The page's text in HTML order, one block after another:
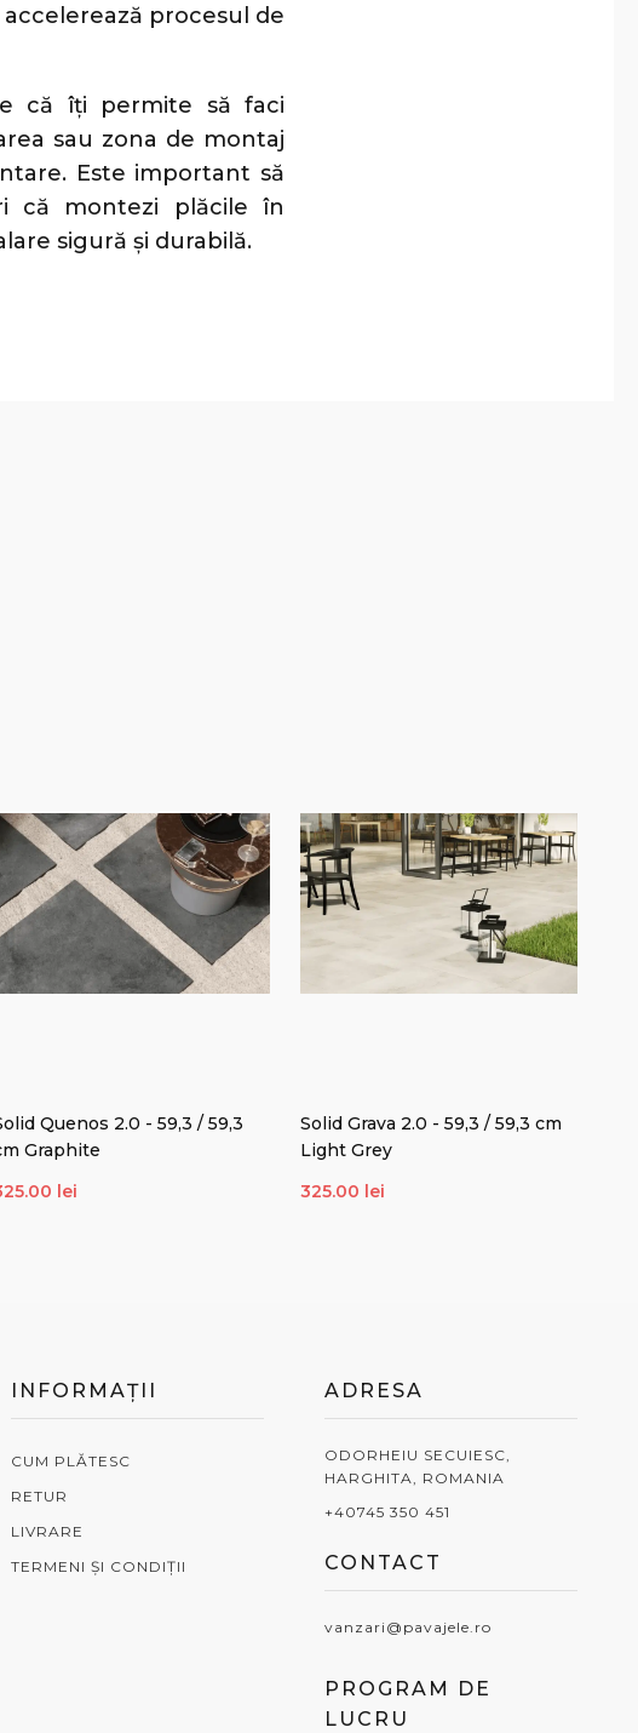
procesul de
că îți permite să faci
sau zona de montaj
Este important să
că montezi plăcile în
sigură și durabilă.
Quenos 2.0 - 59,3 / 59,3
Graphite
lei
Solid Grava 2.0 - 59,3 / 59,3 cm
Light Grey
325.00 lei
INFORMAȚII
CUM PLĂTESC
RETUR
LIVRARE
TERMENI ȘI CONDIȚII
ADRESA
ODORHEIU SECUIESC,
HARGHITA, ROMANIA
+40745 350 451
CONTACT
vanzari@pavajele.ro
PROGRAM DE
LUCRU